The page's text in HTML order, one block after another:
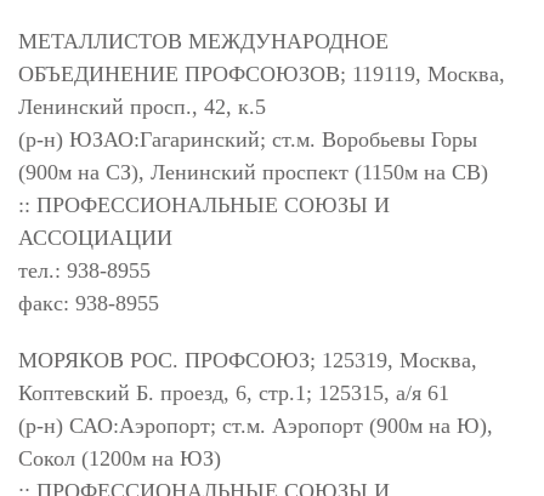
МЕТАЛЛИСТОВ МЕЖДУНАРОДНОЕ
ОБЪЕДИНЕНИЕ ПРОФСОЮЗОВ; 119119, Москва,
Ленинский просп., 42, к.5
(р-н) ЮЗАО:Гагаринский; ст.м. Воробьевы Горы
(900м на СЗ), Ленинский проспект (1150м на СВ)
:: ПРОФЕССИОНАЛЬНЫЕ СОЮЗЫ И
АССОЦИАЦИИ
тел.: 938-8955
факс: 938-8955
МОРЯКОВ РОС. ПРОФСОЮЗ; 125319, Москва,
Коптевский Б. проезд, 6, стр.1; 125315, а/я 61
(р-н) САО:Аэропорт; ст.м. Аэропорт (900м на Ю),
Сокол (1200м на ЮЗ)
:: ПРОФЕССИОНАЛЬНЫЕ СОЮЗЫ И